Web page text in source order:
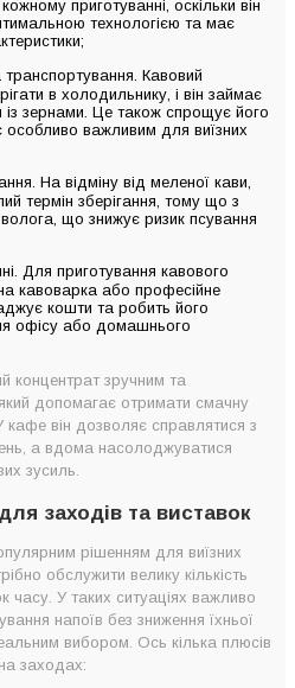
приготуванні, оскільки він
технологією та має
транспортування. Кавовий
в холодильнику, і він займає
із зернами. Це також спрощує його
важливим для виїзних
На відміну від меленої кави,
термін зберігання, тому що з
що знижує ризик псування
Для приготування кавового
кавоварка або професійне
кошти та робить його
офісу або домашнього
концентрат зручним та
допомагає отримати смачну
він дозволяє справлятися з
а вдома насолоджуватися
зусиль.
заходів та виставок
рішенням для виїзних
обслужити велику кількість
часу. У таких ситуаціях важливо
напоїв без зниження їхньої
вибором. Ось кілька плюсів
заходах: